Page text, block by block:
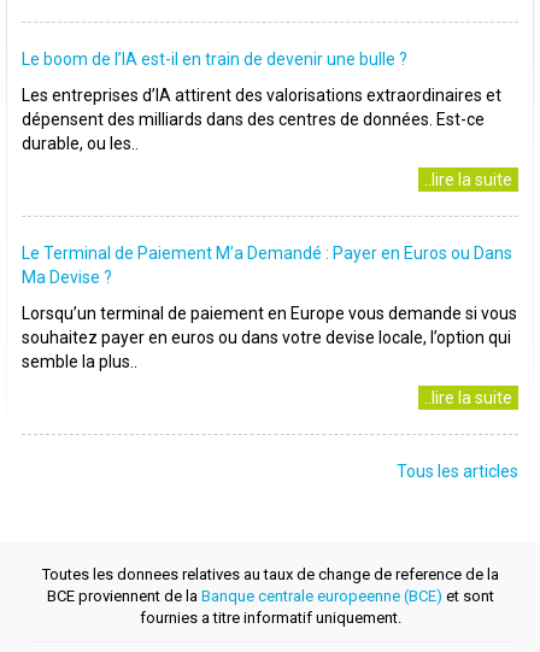
Le boom de l’IA est-il en train de devenir une bulle ?
Les entreprises d’IA attirent des valorisations extraordinaires et
dépensent des milliards dans des centres de données. Est-ce
durable, ou les..
..lire la suite
Le Terminal de Paiement M’a Demandé : Payer en Euros ou Dans
Ma Devise ?
Lorsqu’un terminal de paiement en Europe vous demande si vous
souhaitez payer en euros ou dans votre devise locale, l’option qui
semble la plus..
..lire la suite
Tous les articles
Toutes les donnees relatives au taux de change de reference de la
BCE proviennent de la Banque centrale europeenne (BCE) et sont
fournies a titre informatif uniquement.